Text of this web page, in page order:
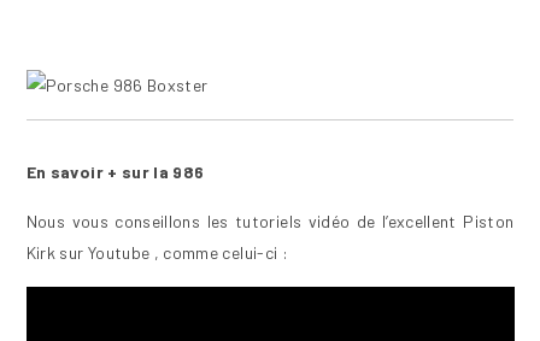
En savoir + sur la 986
Nous vous conseillons les tutoriels vidéo de l’excellent Piston
Kirk sur Youtube , comme celui-ci :